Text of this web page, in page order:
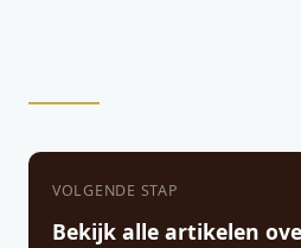
VOLGENDE STAP
Bekijk alle artikelen